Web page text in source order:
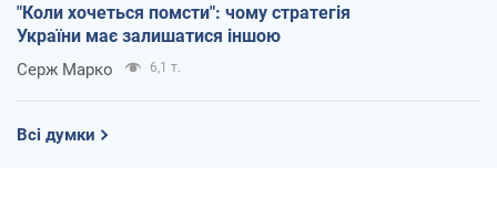
"Коли хочеться помсти": чому стратегія
України має залишатися іншою
Серж Марко 6,1 т.
Всі думки